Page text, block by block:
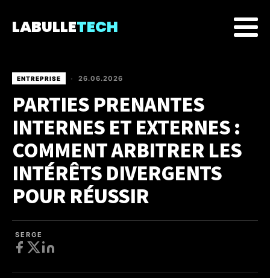
LABULLETECH
ENTREPRISE • 26.06.2026
PARTIES PRENANTES
INTERNES ET EXTERNES :
COMMENT ARBITRER LES
INTÉRÊTS DIVERGENTS
POUR RÉUSSIR
SERGE